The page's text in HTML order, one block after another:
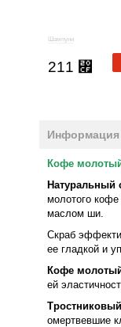
Шампуни
211 ⃏
Информация
Кофе
Натуральный
молотого кофе
маслом ши.
Скраб
ее гладкой и
Кофе
ей
омертвевшие